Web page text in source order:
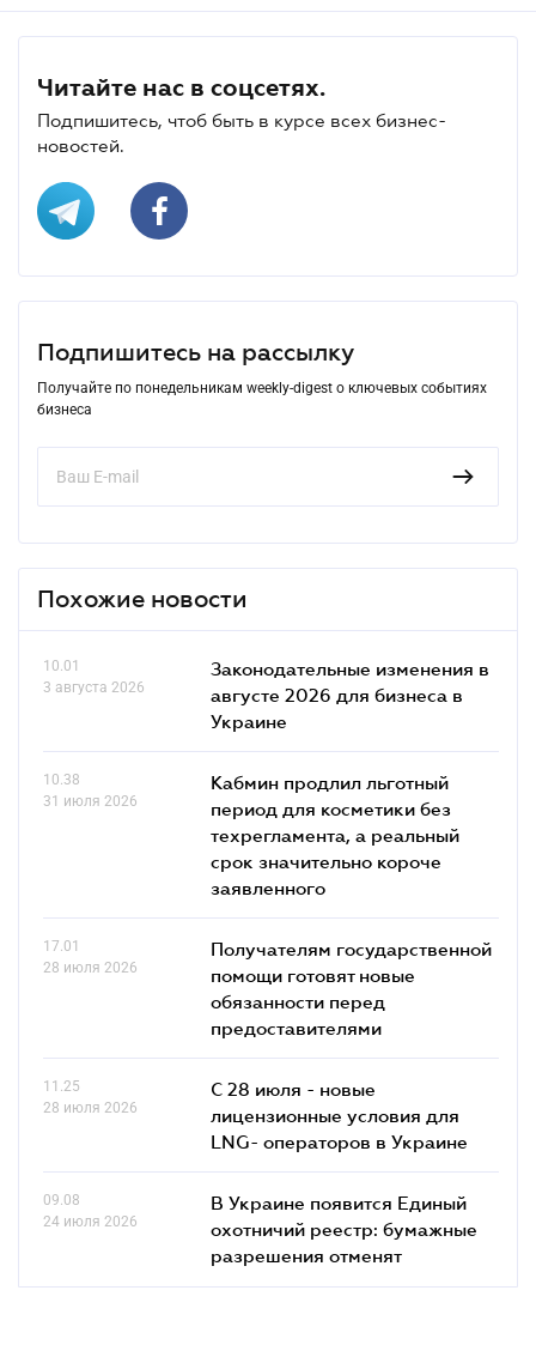
Читайте нас в соцсетях.
Подпишитесь, чтоб быть в курсе всех бизнес-
новостей.
Подпишитесь на рассылку
Получайте по понедельникам weekly-digest о ключевых событиях
бизнеса
Похожие новости
10.01
3 августа 2026
Законодательные изменения в
августе 2026 для бизнеса в
Украине
10.38
31 июля 2026
Кабмин продлил льготный
период для косметики без
техрегламента, а реальный
срок значительно короче
заявленного
17.01
28 июля 2026
Получателям государственной
помощи готовят новые
обязанности перед
предоставителями
11.25
28 июля 2026
С 28 июля - новые
лицензионные условия для
LNG- операторов в Украине
09.08
24 июля 2026
В Украине появится Единый
охотничий реестр: бумажные
разрешения отменят